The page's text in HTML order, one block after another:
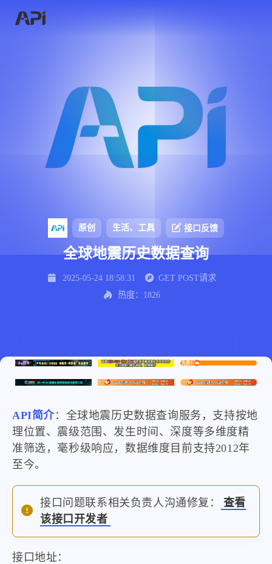
原创 生活、工具 接口反馈
全球地震历史数据查询
2025-05-24 18:58:31
GET POST请求
热度：1826
API简介：全球地震历史数据查询服务，支持按地
理位置、震级范围、发生时间、深度等多维度精
准筛选，毫秒级响应，数据维度目前支持2012年
至今。
接口问题联系相关负责人沟通修复：
查看
该接口开发者
接口地址：